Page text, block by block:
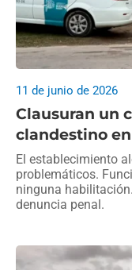
Clausuran un
clandestino
11 de junio de 2026
El establecimiento
problemáticos.
ninguna
denuncia penal.